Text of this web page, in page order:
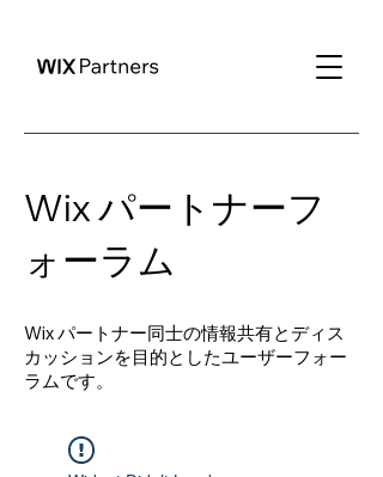
Wix パートナーフ
ォーラム
Wix パートナー同士の情報共有とディス
カッションを目的としたユーザーフォー
ラムです。